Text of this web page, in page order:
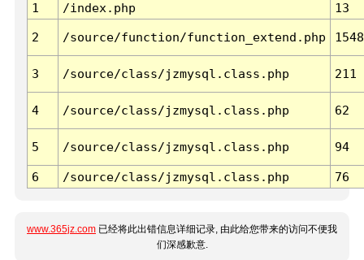
1
/index.php 13
2 /source/function/function_extend.php 1548
3 /source/class/jzmysql.class.php 211
4 /source/class/jzmysql.class.php 62
5 /source/class/jzmysql.class.php 94
6 /source/class/jzmysql.class.php 76
www.365jz.com 已经将此出错信息详细记录, 由此给您带来的访问不便我
们深感歉意.